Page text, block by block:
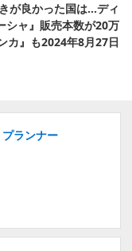
が良かった国は…ディ
シャ』販売本数が20万
カ』も2024年8月27日
ランナー